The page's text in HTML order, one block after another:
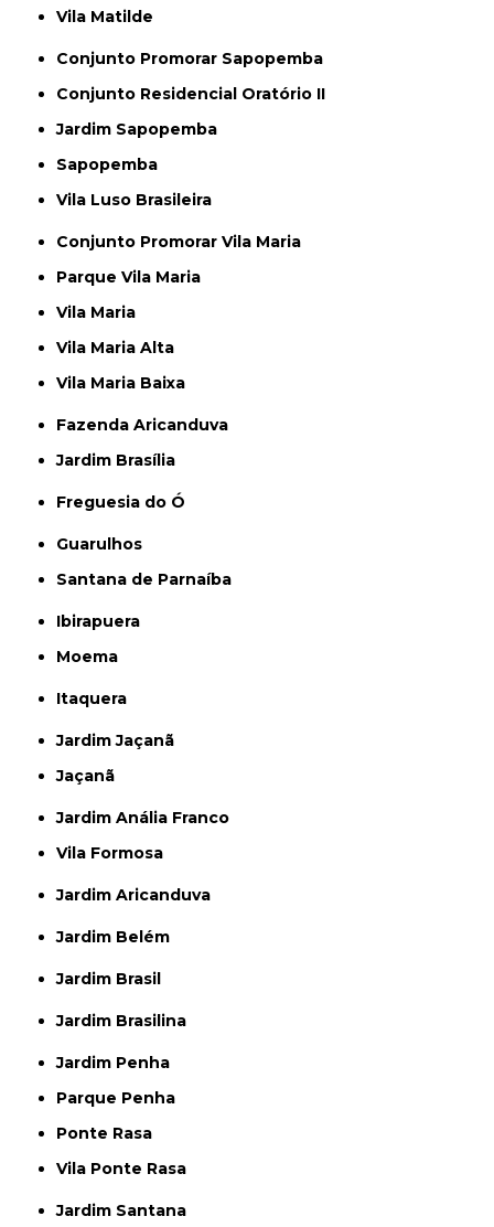
Vila Matilde
Conjunto Promorar Sapopemba
Conjunto Residencial Oratório II
Jardim Sapopemba
Sapopemba
Vila Luso Brasileira
Conjunto Promorar Vila Maria
Parque Vila Maria
Vila Maria
Vila Maria Alta
Vila Maria Baixa
Fazenda Aricanduva
Jardim Brasília
Freguesia do Ó
Guarulhos
Santana de Parnaíba
Ibirapuera
Moema
Itaquera
Jardim Jaçanã
Jaçanã
Jardim Anália Franco
Vila Formosa
Jardim Aricanduva
Jardim Belém
Jardim Brasil
Jardim Brasilina
Jardim Penha
Parque Penha
Ponte Rasa
Vila Ponte Rasa
Jardim Santana